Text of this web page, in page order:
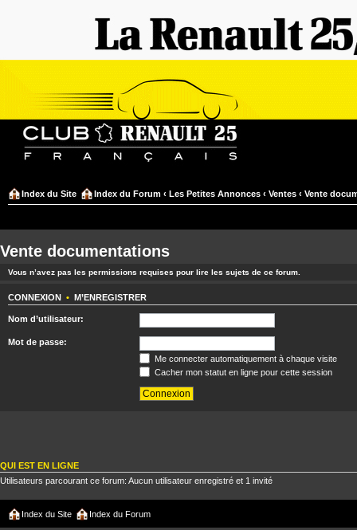
Index du Site Index du Forum ‹ Les Petites Annonces ‹ Ventes ‹ Vente
Vente documentations
Vous n’avez pas les permissions requises pour lire les sujets de ce forum.
CONNEXION • M’ENREGISTRER
Nom d’utilisateur:
Mot de passe:
Me connecter automatiquement à chaque visite
Cacher mon statut en ligne pour cette session
QUI EST EN LIGNE
Utilisateurs parcourant ce forum: Aucun utilisateur enregistré et 1 invité
Index du Site Index du Forum